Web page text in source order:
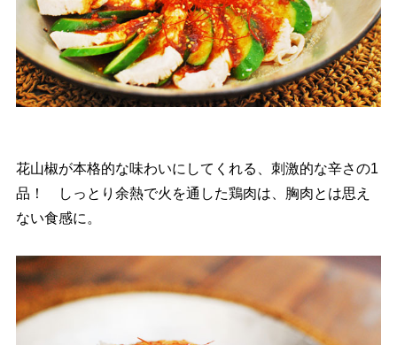
花山椒が本格的な味わいにしてくれる、刺激的な辛さの1
品！ しっとり余熱で火を通した鶏肉は、胸肉とは思え
ない食感に。